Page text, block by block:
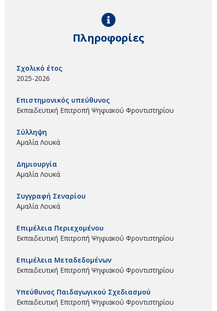
Πληροφορίες
Σχολικό έτος
2025-2026
Επιστημονικός υπεύθυνος
Εκπαιδευτική Επιτροπή Ψηφιακού Φροντιστηρίου
Σύλληψη
Αμαλία Λουκά
Δημιουργία
Αμαλία Λουκά
Συγγραφή Σεναρίου
Αμαλία Λουκά
Επιμέλεια Περιεχομένου
Εκπαιδευτική Επιτροπή Ψηφιακού Φροντιστηρίου
Επιμέλεια Μεταδεδομένων
Εκπαιδευτική Επιτροπή Ψηφιακού Φροντιστηρίου
Υπεύθυνος Παιδαγωγικού Σχεδιασμού
Εκπαιδευτική Επιτροπή Ψηφιακού Φροντιστηρίου